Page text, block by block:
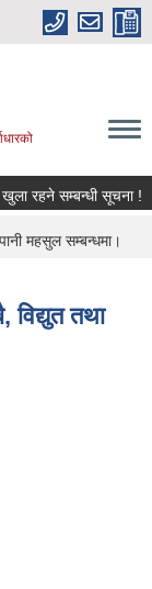
रहने सम्बन्धी सूचना !
महसुल सम्बन्धमा।
विद्युत तथा